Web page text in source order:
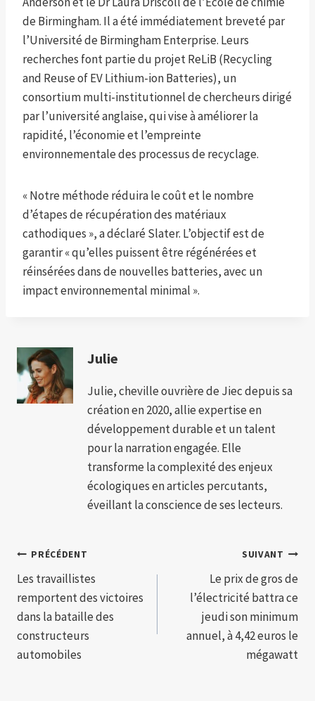
de Birmingham. Il a été immédiatement breveté par
l’Université de Birmingham Enterprise. Leurs
recherches font partie du projet ReLiB (Recycling
and Reuse of EV Lithium-ion Batteries), un
consortium multi-institutionnel de chercheurs dirigé
par l’université anglaise, qui vise à améliorer la
rapidité, l’économie et l’empreinte
environnementale des processus de recyclage.
« Notre méthode réduira le coût et le nombre
d’étapes de récupération des matériaux
cathodiques », a déclaré Slater. L’objectif est de
garantir « qu’elles puissent être régénérées et
réinsérées dans de nouvelles batteries, avec un
impact environnemental minimal ».
Julie
Julie, cheville ouvrière de Jiec depuis sa
création en 2020, allie expertise en
développement durable et un talent
pour la narration engagée. Elle
transforme la complexité des enjeux
écologiques en articles percutants,
éveillant la conscience de ses lecteurs.
Navigation
de
l’article
PRÉCÉDENT
Les travaillistes
remportent des victoires
dans la bataille des
constructeurs
automobiles
SUIVANT
Le prix de gros de
l’électricité battra ce
jeudi son minimum
annuel, à 4,42 euros le
mégawatt